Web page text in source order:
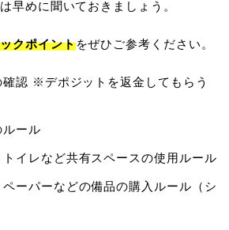
早めに聞いておきましょう。
クポイントをぜひご参考ください。
認 ※デポジットを返金してもらう
ール
イレなど共有スペースの使用ルール
ーパーなどの備品の購入ルール（シ